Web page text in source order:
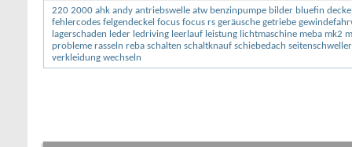
220 2000 ahk andy antriebswelle atw benzinpumpe bilder bluefin
fehlercodes felgendeckel focus focus rs geräusche getriebe
lagerschaden leder ledriving leerlauf leistung lichtmaschine meba mk2
probleme rasseln reba schalten schaltknauf schiebedach seitenschweller
verkleidung wechseln